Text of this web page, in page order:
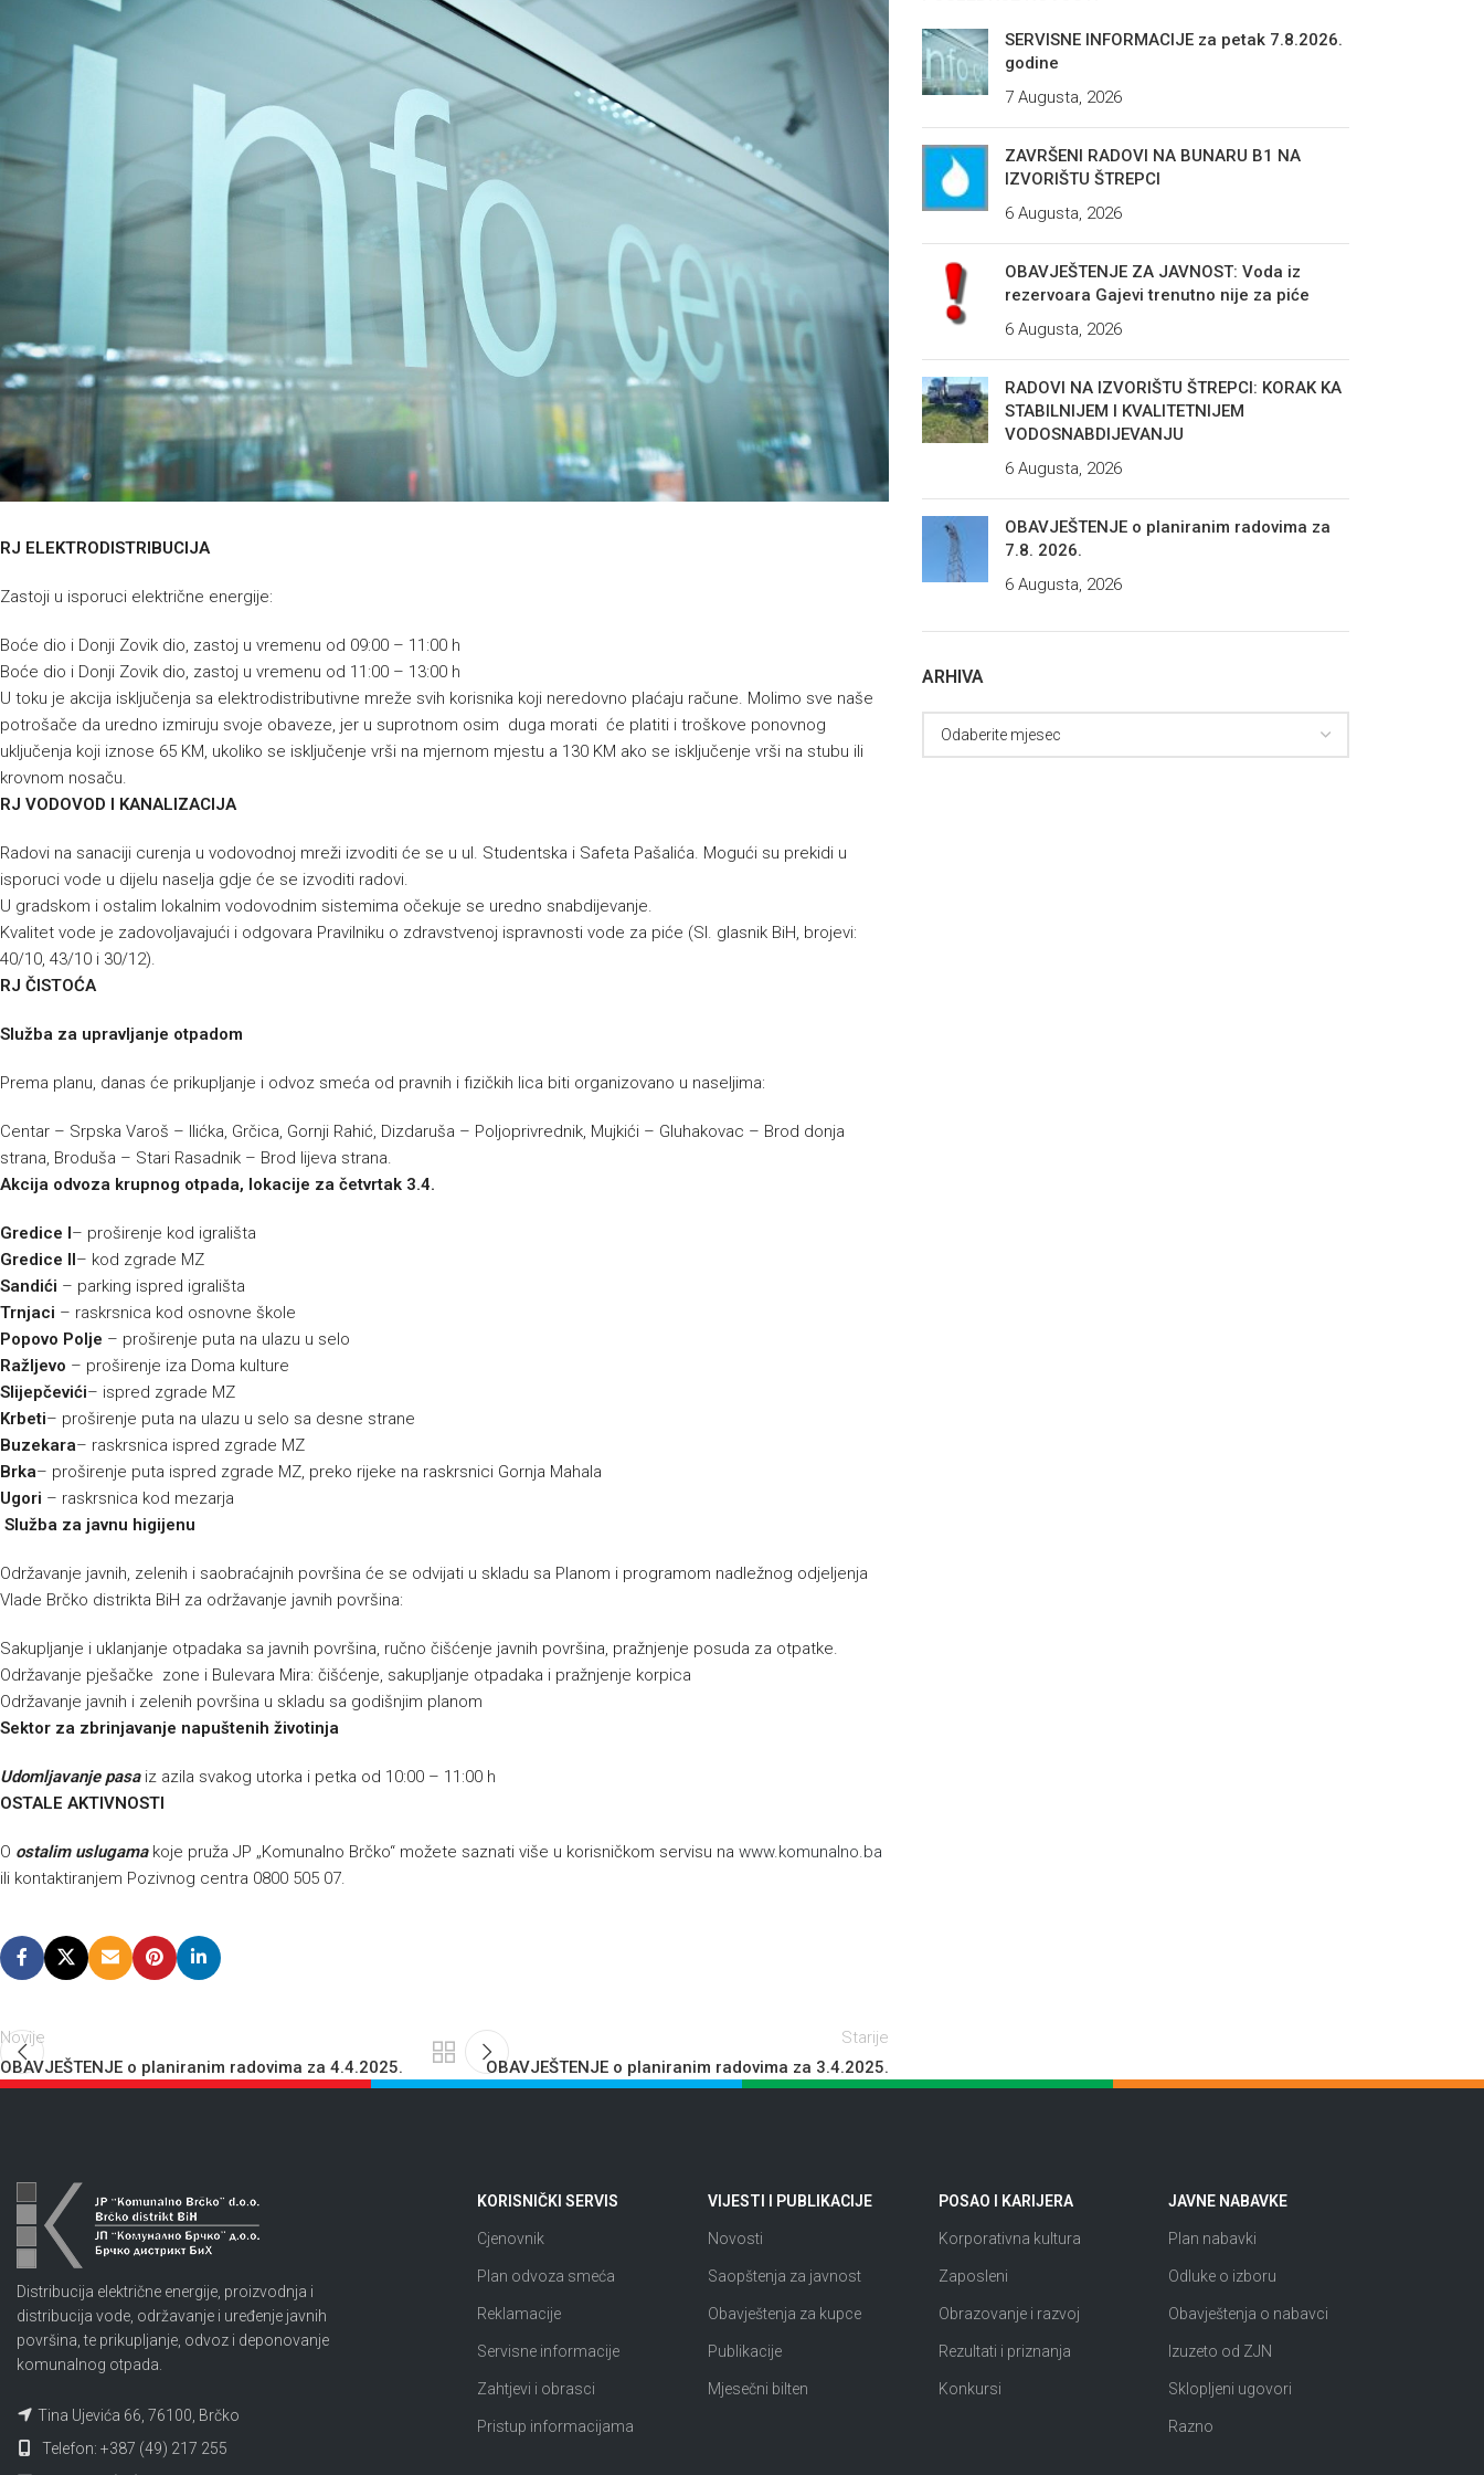
RJ ELEKTRODISTRIBUCIJA
Zastoji u isporuci električne energije:
Boće dio i Donji Zovik dio, zastoj u vremenu od 09:00 – 11:00 h
Boće dio i Donji Zovik dio, zastoj u vremenu od 11:00 – 13:00 h
U toku je akcija isključenja sa elektrodistributivne mreže svih korisnika koji neredovno plaćaju račune. Molimo sve naše
potrošače da uredno izmiruju svoje obaveze, jer u suprotnom osim duga morati će platiti i troškove ponovnog
uključenja koji iznose 65 KM, ukoliko se isključenje vrši na mjernom mjestu a 130 KM ako se isključenje vrši na stubu ili
krovnom nosaču.
RJ VODOVOD I KANALIZACIJA
Radovi na sanaciji curenja u vodovodnoj mreži izvoditi će se u ul. Studentska i Safeta Pašalića. Mogući su prekidi u
isporuci vode u dijelu naselja gdje će se izvoditi radovi.
U gradskom i ostalim lokalnim vodovodnim sistemima očekuje se uredno snabdijevanje.
Kvalitet vode je zadovoljavajući i odgovara Pravilniku o zdravstvenoj ispravnosti vode za piće (Sl. glasnik BiH, brojevi:
40/10, 43/10 i 30/12).
RJ ČISTOĆA
Služba za upravljanje otpadom
Prema planu, danas će prikupljanje i odvoz smeća od pravnih i fizičkih lica biti organizovano u naseljima:
Centar – Srpska Varoš – Ilićka, Grčica, Gornji Rahić, Dizdaruša – Poljoprivrednik, Mujkići – Gluhakovac – Brod donja
strana, Broduša – Stari Rasadnik – Brod lijeva strana.
Akcija odvoza krupnog otpada, lokacije za četvrtak 3.4.
Gredice I – proširenje kod igrališta
Gredice II – kod zgrade MZ
Sandići – parking ispred igrališta
Trnjaci – raskrsnica kod osnovne škole
Popovo Polje – proširenje puta na ulazu u selo
Ražljevo – proširenje iza Doma kulture
Slijepčevići– ispred zgrade MZ
Krbeti– proširenje puta na ulazu u selo sa desne strane
Buzekara– raskrsnica ispred zgrade MZ
Brka– proširenje puta ispred zgrade MZ, preko rijeke na raskrsnici Gornja Mahala
Ugori – raskrsnica kod mezarja
Služba za javnu higijenu
Održavanje javnih, zelenih i saobraćajnih površina će se odvijati u skladu sa Planom i programom nadležnog odjeljenja
Vlade Brčko distrikta BiH za održavanje javnih površina:
Sakupljanje i uklanjanje otpadaka sa javnih površina, ručno čišćenje javnih površina, pražnjenje posuda za otpatke.
Održavanje pješačke zone i Bulevara Mira: čišćenje, sakupljanje otpadaka i pražnjenje korpica
Održavanje javnih i zelenih površina u skladu sa godišnjim planom
Sektor za zbrinjavanje napuštenih životinja
Udomljavanje pasaiz azila svakog utorka i petka od 10:00 – 11:00 h
OSTALE AKTIVNOSTI
O ostalim uslugamakoje pruža JP „Komunalno Brčko“ možete saznati više u korisničkom servisu na www.komunalno.ba
ili kontaktiranjem Pozivnog centra 0800 505 07.
Novije
OBAVJEŠTENJE o planiranim radovima za 4.4.2025.
Starije
OBAVJEŠTENJE o planiranim radovima za 3.4.2025.
SERVISNE INFORMACIJE za petak 7.8.2026.
godine
7 Augusta, 2026
ZAVRŠENI RADOVI NA BUNARU B1 NA
IZVORIŠTU ŠTREPCI
6 Augusta, 2026
OBAVJEŠTENJE ZA JAVNOST: Voda iz
rezervoara Gajevi trenutno nije za piće
6 Augusta, 2026
RADOVI NA IZVORIŠTU ŠTREPCI: KORAK KA
STABILNIJEM I KVALITETNIJEM
VODOSNABDIJEVANJU
6 Augusta, 2026
OBAVJEŠTENJE o planiranim radovima za
7.8. 2026.
6 Augusta, 2026
ARHIVA
Distribucija električne energije, proizvodnja i
distribucija vode, održavanje i uređenje javnih
površina, te prikupljanje, odvoz i deponovanje
komunalnog otpada.
Tina Ujevića 66, 76100, Brčko
Telefon: +387 (49) 217 255
KORISNIČKI SERVIS
Cjenovnik
Plan odvoza smeća
Reklamacije
Servisne informacije
Zahtjevi i obrasci
Pristup informacijama
VIJESTI I PUBLIKACIJE
Novosti
Saopštenja za javnost
Obavještenja za kupce
Publikacije
Mjesečni bilten
POSAO I KARIJERA
Korporativna kultura
Zaposleni
Obrazovanje i razvoj
Rezultati i priznanja
Konkursi
JAVNE NABAVKE
Plan nabavki
Odluke o izboru
Obavještenja o nabavci
Izuzeto od ZJN
Sklopljeni ugovori
Razno